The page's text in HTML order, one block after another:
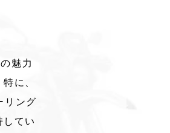
魅力
に、
リング
してい